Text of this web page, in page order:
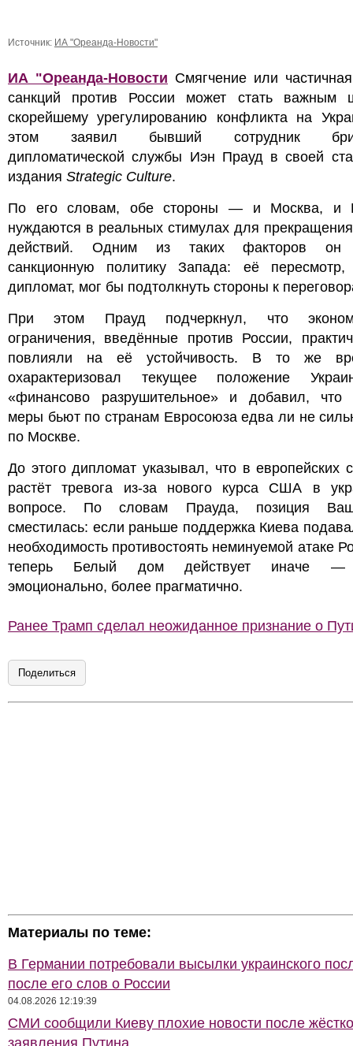
Источник: ИА "Ореанда-Новости"
ИА "Ореанда-Новости Смягчение или
санкций против России может стать важным
скорейшему урегулированию конфликта на
этом заявил бывший сотрудник
дипломатической службы Иэн Прауд в своей
издания Strategic Culture.
По его словам, обе стороны — и Москва, и
нуждаются в реальных стимулах для
действий. Одним из таких факторов он
санкционную политику Запада: её пересмотр,
дипломат, мог бы подтолкнуть стороны к
При этом Прауд подчеркнул, что
ограничения, введённые против России,
повлияли на её устойчивость. В то же
охарактеризовал текущее положение
«финансово разрушительное» и добавил, что
меры бьют по странам Евросоюза едва ли не
по Москве.
До этого дипломат указывал, что в европейских
растёт тревога из-за нового курса США в
вопросе. По словам Прауда, позиция
сместилась: если раньше поддержка Киева
необходимость противостоять неминуемой атаке
теперь Белый дом действует иначе —
эмоционально, более прагматично.
Ранее Трамп сделал неожиданное признание о
Поделиться
Материалы по теме:
В Германии потребовали высылки украинского
после его слов о России
04.08.2026 12:19:39
СМИ сообщили Киеву плохие новости после
заявления Путина